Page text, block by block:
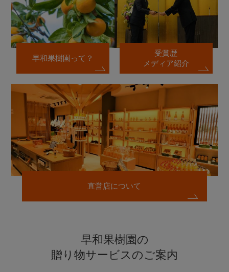
早和果樹園って？
受賞歴
メディア紹介
直営店について
早和果樹園の
贈り物サービスのご案内